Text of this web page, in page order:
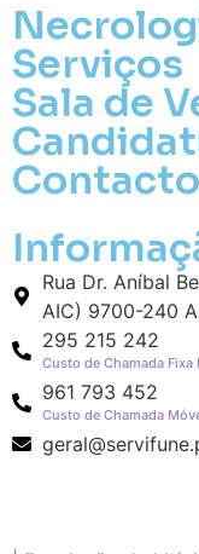
Serviços
Sala de
Rua Dr. Aníbal
AIC) 9700-240
295 215 242
Custo de Chamada Fixa
961 793 452
Custo de Chamada
Pague
Neste
com Paypal
O que
Ramo
Palma